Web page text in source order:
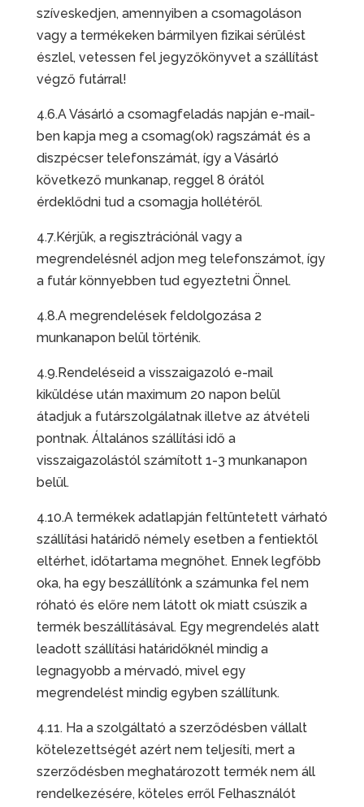
szíveskedjen, amennyiben a csomagoláson
vagy a termékeken bármilyen fizikai sérülést
észlel, vetessen fel jegyzőkönyvet a szállítást
végző futárral!
4.6.A Vásárló a csomagfeladás napján e-mail-
ben kapja meg a csomag(ok) ragszámát és a
diszpécser telefonszámát, így a Vásárló
következő munkanap, reggel 8 órától
érdeklődni tud a csomagja hollétéről.
4.7.Kérjük, a regisztrációnál vagy a
megrendelésnél adjon meg telefonszámot, így
a futár könnyebben tud egyeztetni Önnel.
4.8.A megrendelések feldolgozása 2
munkanapon belül történik.
4.9.Rendeléseid a visszaigazoló e-mail
kiküldése után maximum 20 napon belül
átadjuk a futárszolgálatnak illetve az átvételi
pontnak. Általános szállítási idő a
visszaigazolástól számított 1-3 munkanapon
belül.
4.10.A termékek adatlapján feltüntetett várható
szállítási határidő némely esetben a fentiektől
eltérhet, időtartama megnőhet. Ennek legfőbb
oka, ha egy beszállítónk a számunka fel nem
róható és előre nem látott ok miatt csúszik a
termék beszállításával. Egy megrendelés alatt
leadott szállítási határidőknél mindig a
legnagyobb a mérvadó, mivel egy
megrendelést mindig egyben szállítunk.
4.11. Ha a szolgáltató a szerződésben vállalt
kötelezettségét azért nem teljesíti, mert a
szerződésben meghatározott termék nem áll
rendelkezésére, köteles erről Felhasználót